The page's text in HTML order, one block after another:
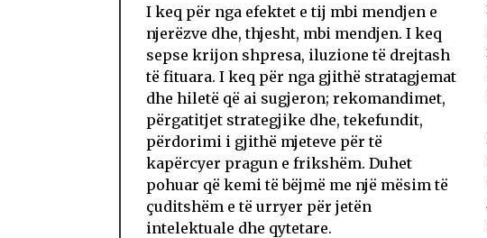
I keq për nga efektet e tij mbi mendjen e
njerëzve dhe, thjesht, mbi mendjen. I keq
sepse krijon shpresa, iluzione të drejtash
të fituara. I keq për nga gjithë stratagjemat
dhe hiletë që ai sugjeron; rekomandimet,
përgatitjet strategjike dhe, tekefundit,
përdorimi i gjithë mjeteve për të
kapërcyer pragun e frikshëm. Duhet
pohuar që kemi të bëjmë me një mësim të
çuditshëm e të urryer për jetën
intelektuale dhe qytetare.